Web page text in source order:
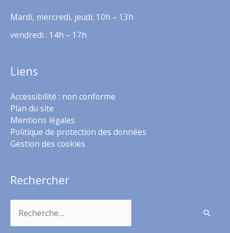
Mardi, mercredi, jeudi: 10h – 13h
vendredi : 14h – 17h
Liens
Accessibilité : non conforme
Plan du site
Mentions légales
Politique de protection des données
Gestion des cookies
Rechercher